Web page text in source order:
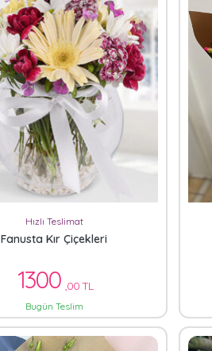
Hızlı Teslimat
Fanusta Kır Çiçekleri
1300 ,00 TL
Bugün Teslim